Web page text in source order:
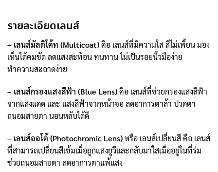
รายละเอียดเลนส์
– เลนส์มัลติโค้ท (Multicoat)คือ เลนส์ที่มีความใส สีไม่เพี้ยน มอง
เห็นได้คมชัด ลดแสงสะท้อน ทนทาน ไม่เป็นรอยนิ้วมือง่าย
ทำความสะอาดง่าย
– เลนส์กรองแสงสีฟ้า (Blue Lens)คือ เลนส์ที่ช่วยกรองแสงสีฟ้า
จากแสงแดด และ แสงสีฟ้าจากหน้าจอ ลดอาการตาล้า ปวดตา
ถนอมสายตา นอนหลับได้ดี
– เลนส์ออโต้ (Photochromic Lens)หรือ เลนส์เปลี่ยนสี คือ เลนส์
ที่สามารถเปลี่ยนสีเข้มเมื่อถูกแสงยูวีและกลับมาใสเมื่ออยู่ในที่ร่ม
ช่วยถนอมสายตา ลดอาการตาแพ้แสง